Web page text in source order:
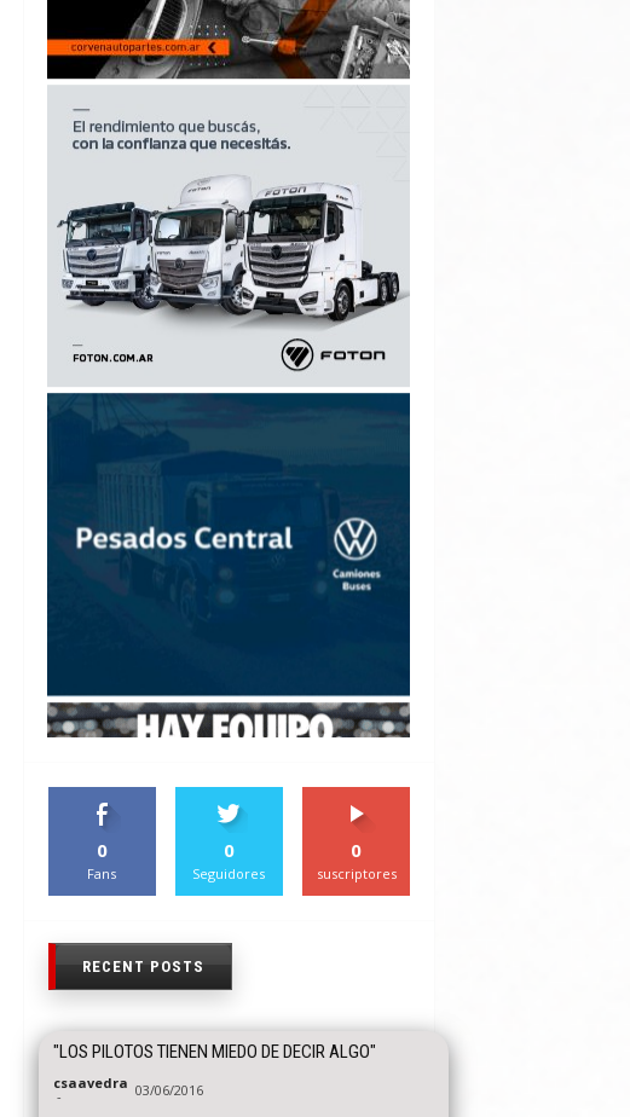
0
Fans
0
Seguidores
0
suscriptores
RECENT POSTS
"LOS PILOTOS TIENEN MIEDO DE DECIR ALGO"
csaavedra
- 03/06/2016